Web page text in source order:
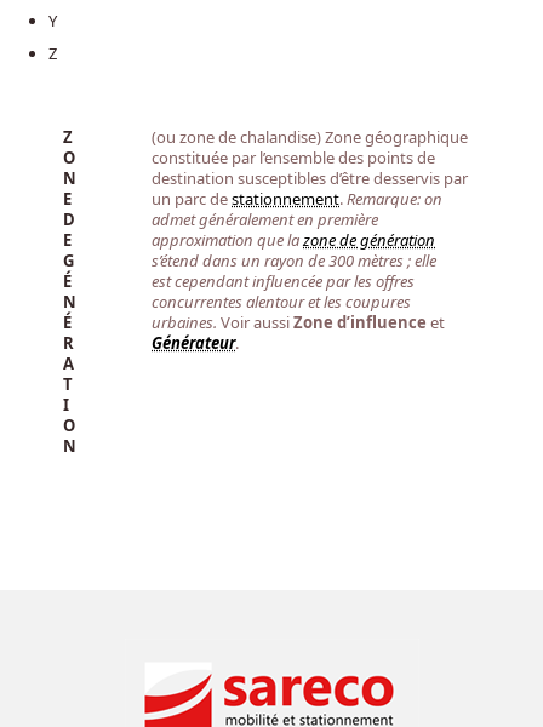
Y
Z
Z
O
N
E
D
E
G
É
N
É
R
A
T
I
O
N
(ou zone de chalandise) Zone géographique
constituée par l’ensemble des points de
destination susceptibles d’être desservis par
un parc destationnement.Remarque: on
admet généralement en première
approximation que lazone de génération
s’étend dans un rayon de 300 mètres ; elle
est cependant influencée par les offres
concurrentes alentour et les coupures
urbaines. Voir aussiZone d’influence et
Générateur.